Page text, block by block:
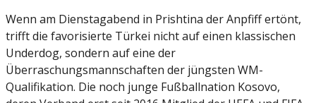
Wenn am Dienstagabend in Prishtina der Anpfiff ertönt,
trifft die favorisierte Türkei nicht auf einen klassischen
Underdog, sondern auf eine der
Überraschungsmannschaften der jüngsten WM-
Qualifikation. Die noch junge Fußballnation Kosovo,